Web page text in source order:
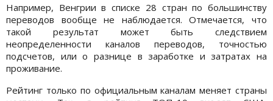
Например, Венгрии в списке 28 стран по большинству
переводов вообще не наблюдается. Отмечается, что
такой результат может быть следствием
неопределенности каналов переводов, точностью
подсчетов, или о разнице в заработке и затратах на
проживание.
Рейтинг только по официальным каналам меняет страны